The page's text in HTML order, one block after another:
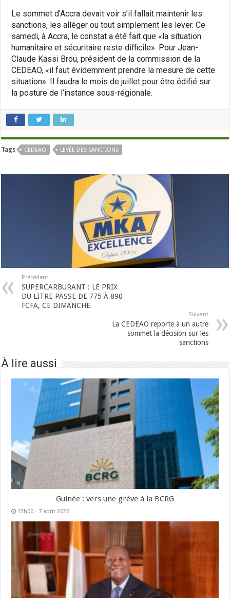
Le sommet d’Accra devait voir s’il fallait maintenir les
sanctions, les alléger ou tout simplement les lever. Ce
samedi, à Accra, le constat a été fait que «la situation
humanitaire et sécuritaire reste difficile». Pour Jean-
Claude Kassi Brou, président de la commission de la
CEDEAO, «il faut évidemment prendre la mesure de cette
situation». Il faudra le mois de juillet pour être édifié sur
la posture de l’instance sous-régionale.
Tags CEDEAO LEVÉE DES SANCTIONS
Précédent
SUPERCARBURANT : LE PRIX
DU LITRE PASSE DE 775 À 890
FCFA, CE DIMANCHE
Suivant
La CEDEAO reporte à un autre
sommet la décision sur les
sanctions
À lire aussi
Guinée : vers une grève à la BCRG
13h00 - 7 août 2026